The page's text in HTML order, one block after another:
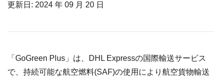
更新日: 2024 年 09 月 20 日
「GoGreen Plus」は、DHL Expressの国際輸送サービス
で、持続可能な航空燃料(SAF)の使用により航空貨物輸送